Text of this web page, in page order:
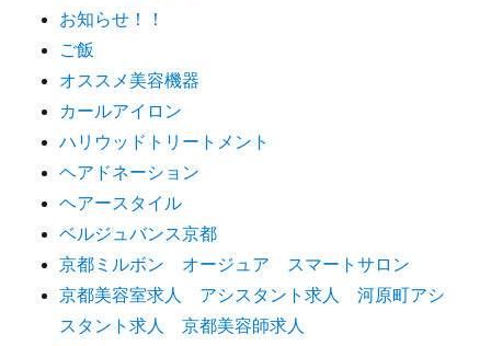
お知らせ！！
ご飯
オススメ美容機器
カールアイロン
ハリウッドトリートメント
ヘアドネーション
ヘアースタイル
ベルジュバンス京都
京都ミルボン オージュア スマートサロン
京都美容室求人 アシスタント求人 河原町アシ
スタント求人 京都美容師求人